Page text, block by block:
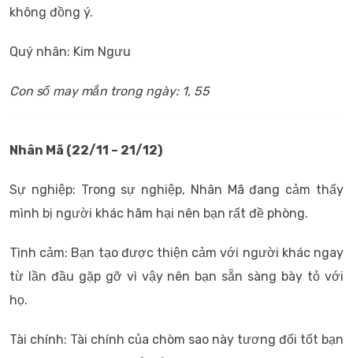
không đồng ý.
Quý nhân: Kim Ngưu
Con số may mắn trong ngày: 1, 55
Nhân Mã (22/11 – 21/12)
Sự nghiệp: Trong sự nghiệp, Nhân Mã đang cảm thấy
mình bị người khác hãm hại nên bạn rất đề phòng.
Tình cảm: Bạn tạo được thiện cảm với người khác ngay
từ lần đầu gặp gỡ vì vậy nên bạn sẵn sàng bày tỏ với
họ.
Tài chính: Tài chính của chòm sao này tương đối tốt bạn